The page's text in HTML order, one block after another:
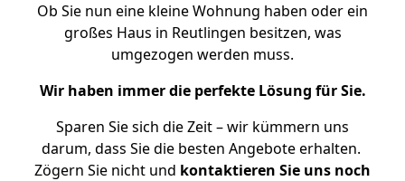
Ob Sie nun eine kleine Wohnung haben oder ein
großes Haus in Reutlingen besitzen, was
umgezogen werden muss.
Wir haben immer die perfekte Lösung für Sie.
Sparen Sie sich die Zeit – wir kümmern uns
darum, dass Sie die besten Angebote erhalten.
Zögern Sie nicht und kontaktieren Sie uns noch